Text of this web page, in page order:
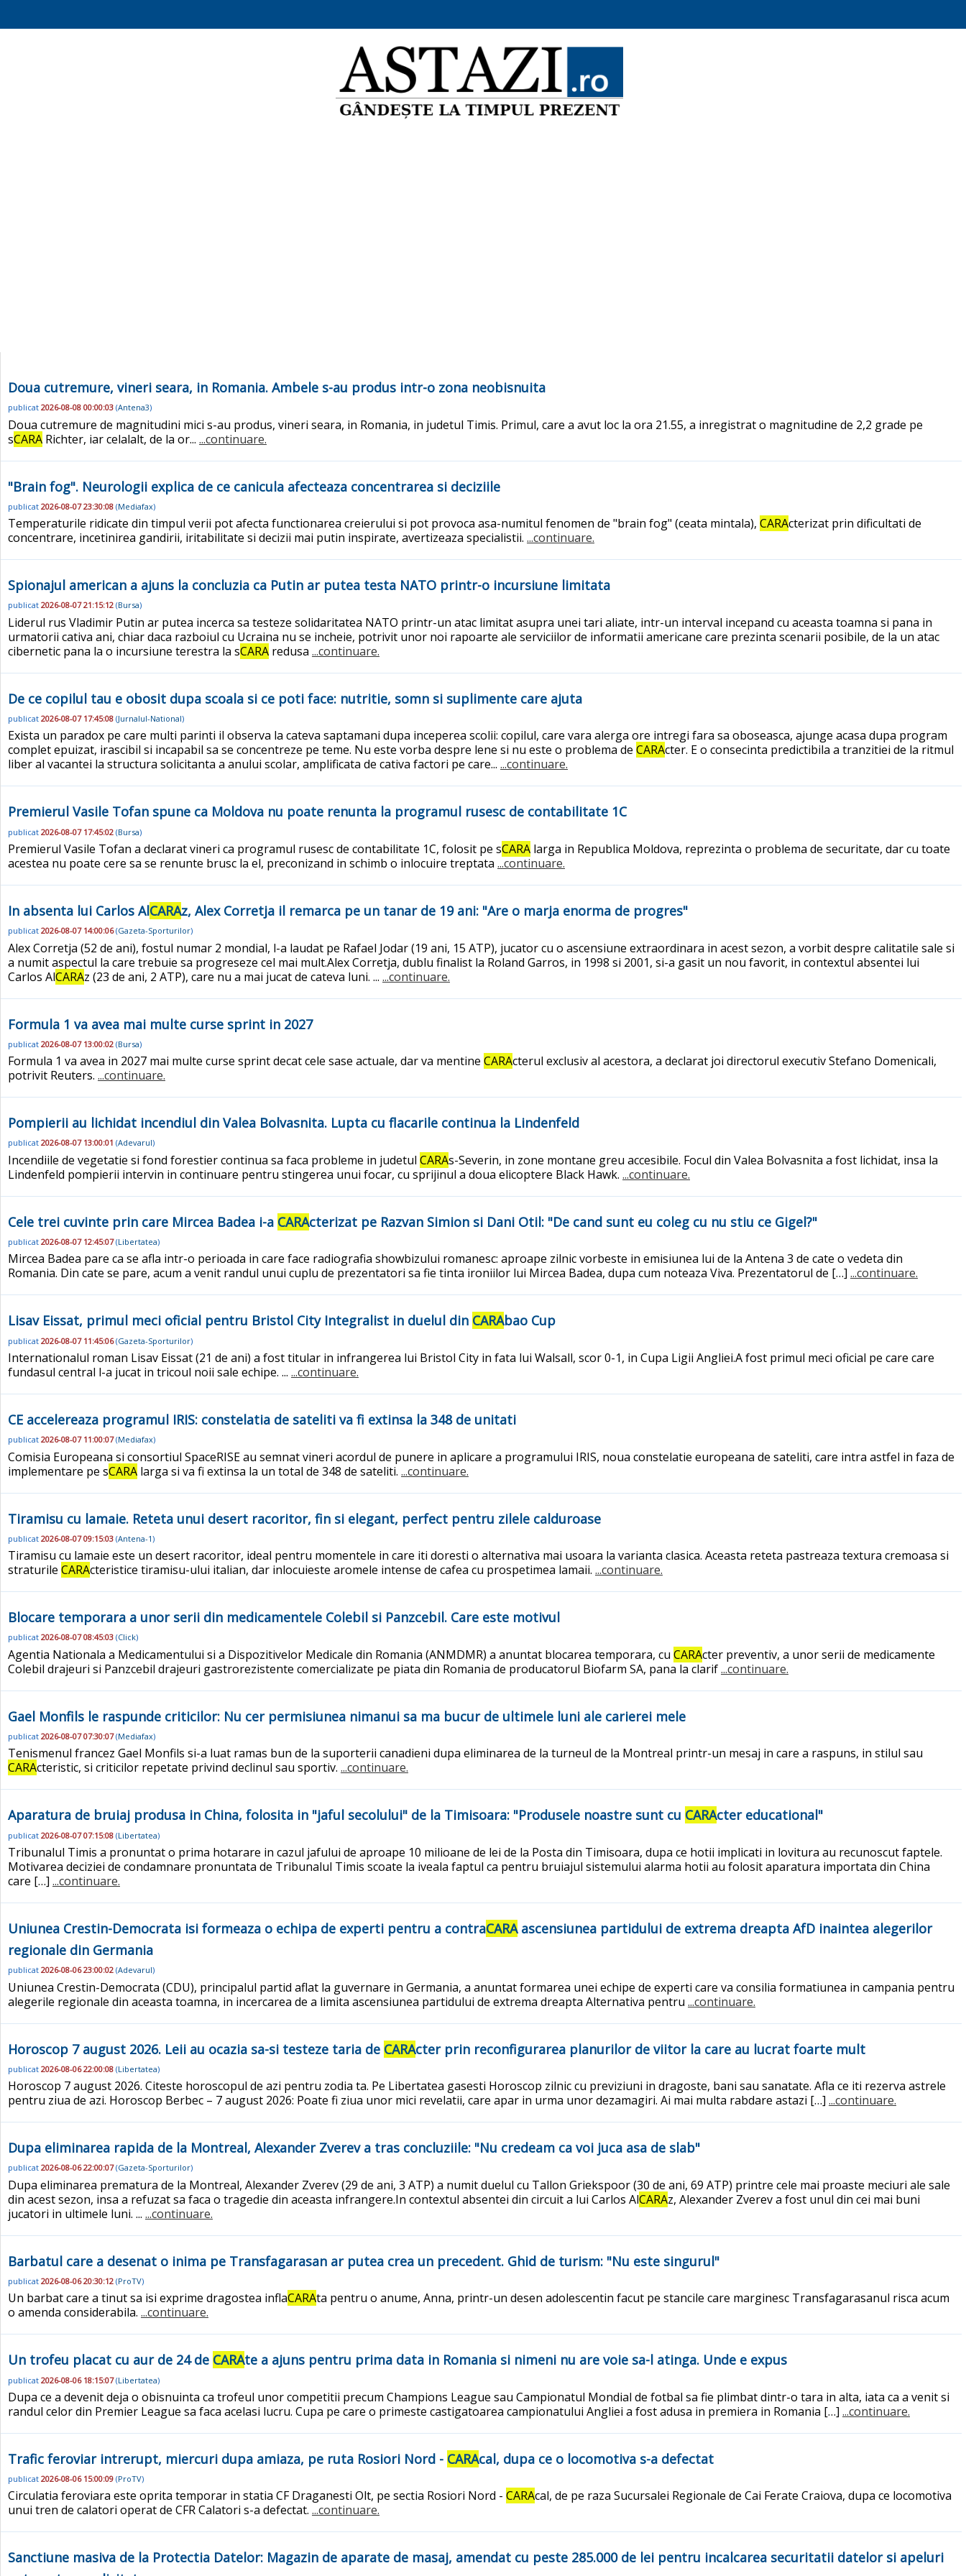
Doua cutremure, vineri seara, in Romania. Ambele s-au produs intr-o zona neobisnuita
publicat 2026-08-08 00:00:03 (Antena3)
Doua cutremure de magnitudini mici s-au produs, vineri seara, in Romania, in judetul Timis. Primul, care a avut loc la ora 21.55, a inregistrat o magnitudine de 2,2 grade pe
sCARA Richter, iar celalalt, de la or... ...continuare.
"Brain fog". Neurologii explica de ce canicula afecteaza concentrarea si deciziile
publicat 2026-08-07 23:30:08 (Mediafax)
Temperaturile ridicate din timpul verii pot afecta functionarea creierului si pot provoca asa-numitul fenomen de "brain fog" (ceata mintala), CARActerizat prin dificultati de
concentrare, incetinirea gandirii, iritabilitate si decizii mai putin inspirate, avertizeaza specialistii. ...continuare.
Spionajul american a ajuns la concluzia ca Putin ar putea testa NATO printr-o incursiune limitata
publicat 2026-08-07 21:15:12 (Bursa)
Liderul rus Vladimir Putin ar putea incerca sa testeze solidaritatea NATO printr-un atac limitat asupra unei tari aliate, intr-un interval incepand cu aceasta toamna si pana in
urmatorii cativa ani, chiar daca razboiul cu Ucraina nu se incheie, potrivit unor noi rapoarte ale serviciilor de informatii americane care prezinta scenarii posibile, de la un atac
cibernetic pana la o incursiune terestra la sCARA redusa ...continuare.
De ce copilul tau e obosit dupa scoala si ce poti face: nutritie, somn si suplimente care ajuta
publicat 2026-08-07 17:45:08 (Jurnalul-National)
Exista un paradox pe care multi parinti il observa la cateva saptamani dupa inceperea scolii: copilul, care vara alerga ore intregi fara sa oboseasca, ajunge acasa dupa program
complet epuizat, irascibil si incapabil sa se concentreze pe teme. Nu este vorba despre lene si nu este o problema de CARActer. E o consecinta predictibila a tranzitiei de la ritmul
liber al vacantei la structura solicitanta a anului scolar, amplificata de cativa factori pe care... ...continuare.
Premierul Vasile Tofan spune ca Moldova nu poate renunta la programul rusesc de contabilitate 1C
publicat 2026-08-07 17:45:02 (Bursa)
Premierul Vasile Tofan a declarat vineri ca programul rusesc de contabilitate 1C, folosit pe sCARA larga in Republica Moldova, reprezinta o problema de securitate, dar cu toate
acestea nu poate cere sa se renunte brusc la el, preconizand in schimb o inlocuire treptata ...continuare.
In absenta lui Carlos AlCARAz, Alex Corretja il remarca pe un tanar de 19 ani: "Are o marja enorma de progres"
publicat 2026-08-07 14:00:06(Gazeta-Sporturilor)
Alex Corretja (52 de ani), fostul numar 2 mondial, l-a laudat pe Rafael Jodar (19 ani, 15 ATP), jucator cu o ascensiune extraordinara in acest sezon, a vorbit despre calitatile sale si
a numit aspectul la care trebuie sa progreseze cel mai mult.Alex Corretja, dublu finalist la Roland Garros, in 1998 si 2001, si-a gasit un nou favorit, in contextul absentei lui
Carlos AlCARAz (23 de ani, 2 ATP), care nu a mai jucat de cateva luni. ... ...continuare.
Formula 1 va avea mai multe curse sprint in 2027
publicat 2026-08-07 13:00:02 (Bursa)
Formula 1 va avea in 2027 mai multe curse sprint decat cele sase actuale, dar va mentine CARActerul exclusiv al acestora, a declarat joi directorul executiv Stefano Domenicali,
potrivit Reuters. ...continuare.
Pompierii au lichidat incendiul din Valea Bolvasnita. Lupta cu flacarile continua la Lindenfeld
publicat 2026-08-07 13:00:01 (Adevarul)
Incendiile de vegetatie si fond forestier continua sa faca probleme in judetul CARAs-Severin, in zone montane greu accesibile. Focul din Valea Bolvasnita a fost lichidat, insa la
Lindenfeld pompierii intervin in continuare pentru stingerea unui focar, cu sprijinul a doua elicoptere Black Hawk. ...continuare.
Cele trei cuvinte prin care Mircea Badea i-a CARActerizat pe Razvan Simion si Dani Otil: "De cand sunt eu coleg cu nu stiu ce Gigel?"
publicat 2026-08-07 12:45:07(Libertatea)
Mircea Badea pare ca se afla intr-o perioada in care face radiografia showbizului romanesc: aproape zilnic vorbeste in emisiunea lui de la Antena 3 de cate o vedeta din
Romania. Din cate se pare, acum a venit randul unui cuplu de prezentatori sa fie tinta ironiilor lui Mircea Badea, dupa cum noteaza Viva. Prezentatorul de […] ...continuare.
Lisav Eissat, primul meci oficial pentru Bristol City Integralist in duelul din CARAbao Cup
publicat 2026-08-07 11:45:06(Gazeta-Sporturilor)
Internationalul roman Lisav Eissat (21 de ani) a fost titular in infrangerea lui Bristol City in fata lui Walsall, scor 0-1, in Cupa Ligii Angliei.A fost primul meci oficial pe care care
fundasul central l-a jucat in tricoul noii sale echipe. ... ...continuare.
CE accelereaza programul IRIS: constelatia de sateliti va fi extinsa la 348 de unitati
publicat 2026-08-07 11:00:07(Mediafax)
Comisia Europeana si consortiul SpaceRISE au semnat vineri acordul de punere in aplicare a programului IRIS, noua constelatie europeana de sateliti, care intra astfel in faza de
implementare pe sCARA larga si va fi extinsa la un total de 348 de sateliti. ...continuare.
Tiramisu cu lamaie. Reteta unui desert racoritor, fin si elegant, perfect pentru zilele calduroase
publicat 2026-08-07 09:15:03 (Antena-1)
Tiramisu cu lamaie este un desert racoritor, ideal pentru momentele in care iti doresti o alternativa mai usoara la varianta clasica. Aceasta reteta pastreaza textura cremoasa si
straturile CARActeristice tiramisu-ului italian, dar inlocuieste aromele intense de cafea cu prospetimea lamaii. ...continuare.
Blocare temporara a unor serii din medicamentele Colebil si Panzcebil. Care este motivul
publicat 2026-08-07 08:45:03 (Click)
Agentia Nationala a Medicamentului si a Dispozitivelor Medicale din Romania (ANMDMR) a anuntat blocarea temporara, cu CARActer preventiv, a unor serii de medicamente
Colebil drajeuri si Panzcebil drajeuri gastrorezistente comercializate pe piata din Romania de producatorul Biofarm SA, pana la clarif...continuare.
Gael Monfils le raspunde criticilor: Nu cer permisiunea nimanui sa ma bucur de ultimele luni ale carierei mele
publicat 2026-08-07 07:30:07(Mediafax)
Tenismenul francez Gael Monfils si-a luat ramas bun de la suporterii canadieni dupa eliminarea de la turneul de la Montreal printr-un mesaj in care a raspuns, in stilul sau
CARActeristic, si criticilor repetate privind declinul sau sportiv. ...continuare.
Aparatura de bruiaj produsa in China, folosita in "jaful secolului" de la Timisoara: "Produsele noastre sunt cu CARActer educational"
publicat 2026-08-07 07:15:08 (Libertatea)
Tribunalul Timis a pronuntat o prima hotarare in cazul jafului de aproape 10 milioane de lei de la Posta din Timisoara, dupa ce hotii implicati in lovitura au recunoscut faptele.
Motivarea deciziei de condamnare pronuntata de Tribunalul Timis scoate la iveala faptul ca pentru bruiajul sistemului alarma hotii au folosit aparatura importata din China
care […] ...continuare.
Uniunea Crestin-Democrata isi formeaza o echipa de experti pentru a contraCARAascensiunea partidului de extrema dreapta AfD inaintea alegerilor
regionale din Germania
publicat 2026-08-06 23:00:02 (Adevarul)
Uniunea Crestin-Democrata (CDU), principalul partid aflat la guvernare in Germania, a anuntat formarea unei echipe de experti care va consilia formatiunea in campania pentru
alegerile regionale din aceasta toamna, in incercarea de a limita ascensiunea partidului de extrema dreapta Alternativa pentru ...continuare.
Horoscop 7 august 2026. Leii au ocazia sa-si testeze taria de CARActer prin reconfigurarea planurilor de viitor la care au lucrat foarte mult
publicat 2026-08-06 22:00:08 (Libertatea)
Horoscop 7 august 2026. Citeste horoscopul de azi pentru zodia ta. Pe Libertatea gasesti Horoscop zilnic cu previziuni in dragoste, bani sau sanatate. Afla ce iti rezerva astrele
pentru ziua de azi. Horoscop Berbec – 7 august 2026: Poate fi ziua unor mici revelatii, care apar in urma unor dezamagiri. Ai mai multa rabdare astazi […] ...continuare.
Dupa eliminarea rapida de la Montreal, Alexander Zverev a tras concluziile: "Nu credeam ca voi juca asa de slab"
publicat 2026-08-06 22:00:07(Gazeta-Sporturilor)
Dupa eliminarea prematura de la Montreal, Alexander Zverev (29 de ani, 3 ATP) a numit duelul cu Tallon Griekspoor (30 de ani, 69 ATP) printre cele mai proaste meciuri ale sale
din acest sezon, insa a refuzat sa faca o tragedie din aceasta infrangere.In contextul absentei din circuit a lui Carlos AlCARAz, Alexander Zverev a fost unul din cei mai buni
jucatori in ultimele luni. ... ...continuare.
Barbatul care a desenat o inima pe Transfagarasan ar putea crea un precedent. Ghid de turism: "Nu este singurul"
publicat 2026-08-06 20:30:12 (ProTV)
Un barbat care a tinut sa isi exprime dragostea inflaCARAta pentru o anume, Anna, printr-un desen adolescentin facut pe stancile care marginesc Transfagarasanul risca acum
o amenda considerabila. ...continuare.
Un trofeu placat cu aur de 24 de CARAte a ajuns pentru prima data in Romania si nimeni nu are voie sa-l atinga. Unde e expus
publicat 2026-08-06 18:15:07(Libertatea)
Dupa ce a devenit deja o obisnuinta ca trofeul unor competitii precum Champions League sau Campionatul Mondial de fotbal sa fie plimbat dintr-o tara in alta, iata ca a venit si
randul celor din Premier League sa faca acelasi lucru. Cupa pe care o primeste castigatoarea campionatului Angliei a fost adusa in premiera in Romania […] ...continuare.
Trafic feroviar intrerupt, miercuri dupa amiaza, pe ruta Rosiori Nord - CARAcal, dupa ce o locomotiva s-a defectat
publicat 2026-08-06 15:00:09 (ProTV)
Circulatia feroviara este oprita temporar in statia CF Draganesti Olt, pe sectia Rosiori Nord - CARAcal, de pe raza Sucursalei Regionale de Cai Ferate Craiova, dupa ce locomotiva
unui tren de calatori operat de CFR Calatori s-a defectat. ...continuare.
Sanctiune masiva de la Protectia Datelor: Magazin de aparate de masaj, amendat cu peste 285.000 de lei pentru incalcarea securitatii datelor si apeluri